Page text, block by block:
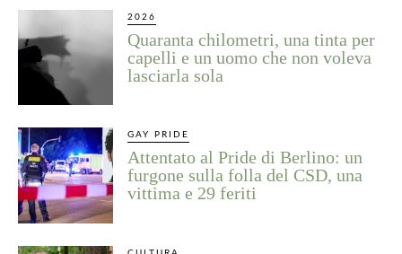
2026
Quaranta chilometri, una tinta per
capelli e un uomo che non voleva
lasciarla sola
GAY PRIDE
Attentato al Pride di Berlino: un
furgone sulla folla del CSD, una
vittima e 29 feriti